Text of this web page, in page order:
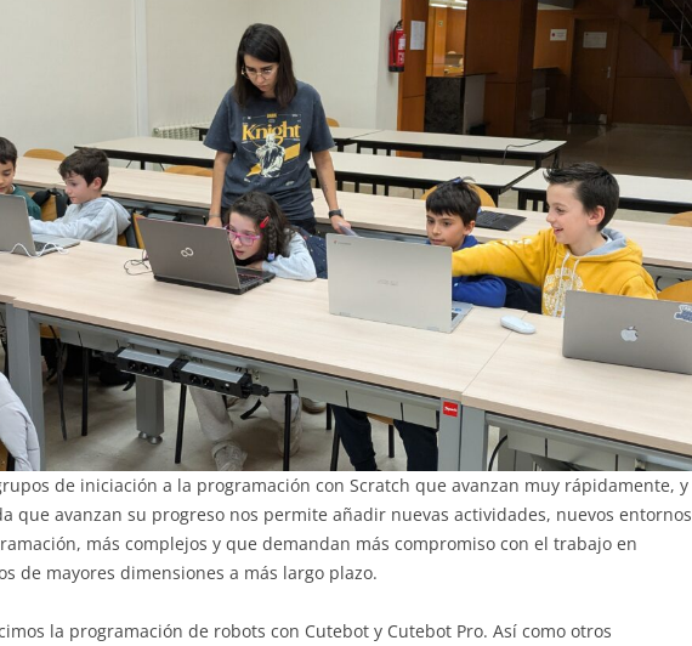
de iniciación a la programación con Scratch que avanzan muy rápidamente, y
que avanzan su progreso nos permite añadir nuevas actividades, nuevos entornos
más complejos y que demandan más compromiso con el trabajo en
de mayores dimensiones a más largo plazo.
la programación de robots con Cutebot y Cutebot Pro. Así como otros